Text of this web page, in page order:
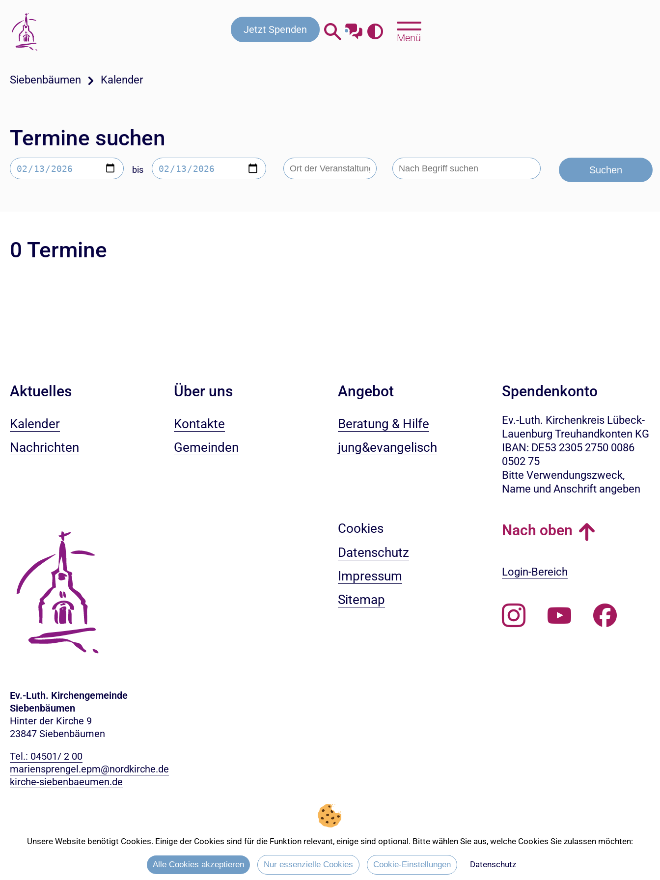
Jetzt Spenden
Menü
Siebenbäumen Kalender
Termine suchen
bis Suchen
0 Termine
Aktuelles
Kalender
Nachrichten
Über uns
Kontakte
Gemeinden
Angebot
Beratung & Hilfe
jung&evangelisch
Spendenkonto
Ev.-Luth. Kirchenkreis Lübeck-
Lauenburg Treuhandkonten KG
IBAN: DE53 2305 2750 0086
0502 75
Bitte Verwendungszweck,
Name und Anschrift angeben
Ev.-Luth. Kirchengemeinde
Siebenbäumen
Hinter der Kirche 9
23847 Siebenbäumen
Tel.: 04501/ 2 00
mariensprengel.epm@nordkirche.de
kirche-siebenbaeumen.de
Cookies
Datenschutz
Impressum
Sitemap
Nach oben
Login-Bereich
Entdecken Sie mehr über die Ev. Kirche Lübeck-Lauenburg
Unsere Website benötigt Cookies. Einige der Cookies sind für die Funktion relevant, einige sind optional. Bitte wählen Sie aus, welche Cookies Sie zulassen möchten:
Alle Cookies akzeptieren Nur essenzielle Cookies Cookie-Einstellungen Datenschutz